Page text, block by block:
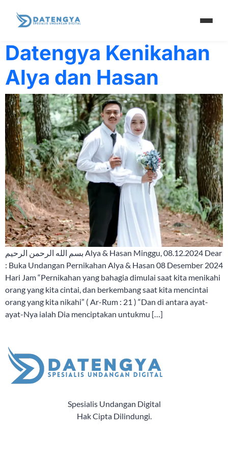
Penulis:Alya &
Datengya Kenikahan
Alya dan Hasan
بسم الله الرحمن الرحيم Alya & Hasan Minggu, 08.12.2024 Dear
: Buka Undangan Pernikahan Alya & Hasan 08 Desember 2024
Hari Jam “Pernikahan yang bahagia dimulai saat kita menikahi
orang yang kita cintai, dan berkembang saat kita mencintai
orang yang kita nikahi” ( Ar-Rum : 21 ) “Dan di antara ayat-
ayat-Nya ialah Dia menciptakan untukmu […]
Spesialis Undangan Digital
Hak Cipta Dilindungi.